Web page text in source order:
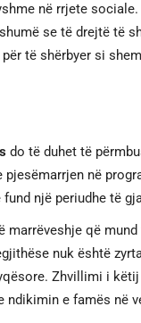
në rrjete
se të drejtë të
të shërbyer si
do të duhet të
në
një periudhe të
marrëveshje që
nuk është
Zhvillimi i
ndikimin e famës në